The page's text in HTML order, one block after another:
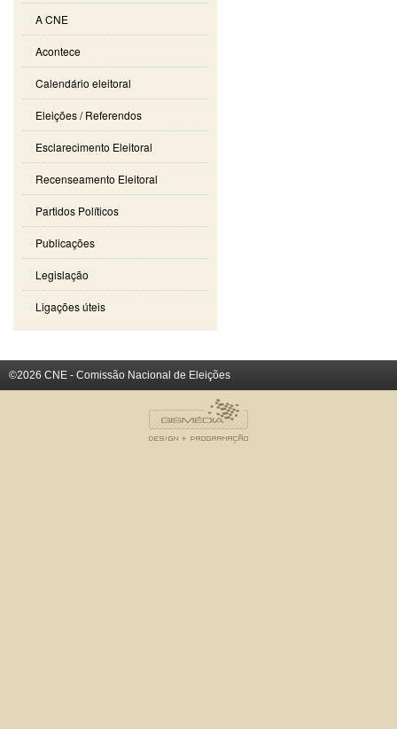
A CNE
Acontece
Calendário eleitoral
Eleições / Referendos
Esclarecimento Eleitoral
Recenseamento Eleitoral
Partidos Políticos
Publicações
Legislação
Ligações úteis
©2026 CNE - Comissão Nacional de Eleições